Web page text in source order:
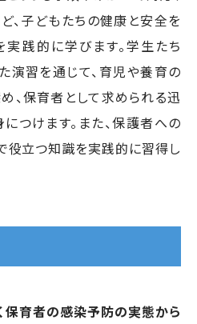
、子どもたちの健康と安全を
践的に学びます。学生たち
演習を通じて、育児や養育の
、保育者として求められる迅
つけます。また、保護者への
役立つ知識を実践的に習得し
保育者の感染予防の実態から